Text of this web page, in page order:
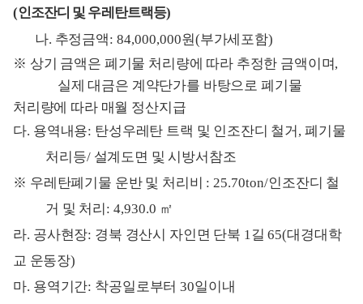
(인조잔디 및 우레탄트랙등)
나. 추정금액: 84,000,000원(부가세포함)
※ 상기 금액은 폐기물 처리량에 따라 추정한 금액이며 ,
실제 대금은 계약단가를 바탕으로 폐기물
처리량에 따라 매월 정산지급
다. 용역내용: 탄성우레탄 트랙 및 인조잔디 철거 ,폐기물
처리등/ 설계도면 및 시방서참조
※ 우레탄폐기물 운반 및 처리비 : 25.70ton/인조잔디 철
거 및 처리 : 4,930.0 ㎡
라. 공사현장: 경북 경산시 자인면 단북 1길65(대경대학
교 운동장)
마. 용역기간: 착공일로부터 30일이내